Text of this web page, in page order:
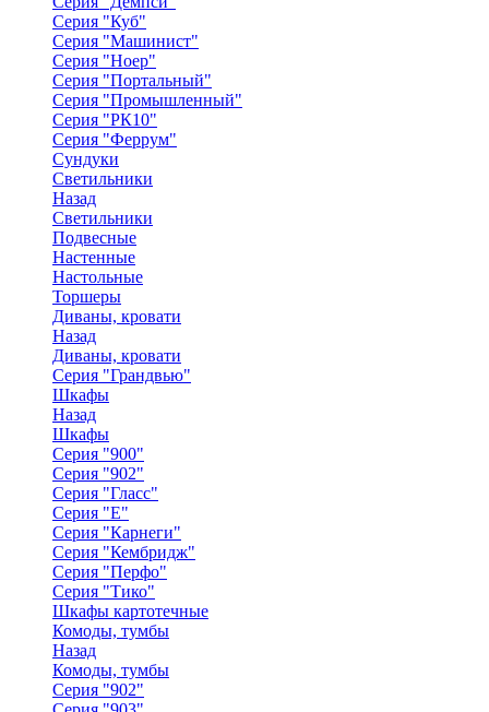
Серия "Куб"
Серия "Машинист"
Серия "Ноер"
Серия "Портальный"
Серия "Промышленный"
Серия "РК10"
Серия "Феррум"
Сундуки
Светильники
Назад
Светильники
Подвесные
Настенные
Настольные
Торшеры
Диваны, кровати
Назад
Диваны, кровати
Серия "Грандвью"
Шкафы
Назад
Шкафы
Серия "900"
Серия "902"
Серия "Гласс"
Серия "Е"
Серия "Карнеги"
Серия "Кембридж"
Серия "Перфо"
Серия "Тико"
Шкафы картотечные
Комоды, тумбы
Назад
Комоды, тумбы
Серия "902"